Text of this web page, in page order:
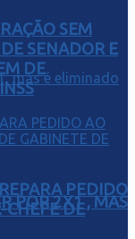
POR 2X1 , MAS
SEM
SENADOR E
DE
PEDIDO
CHEFE DE